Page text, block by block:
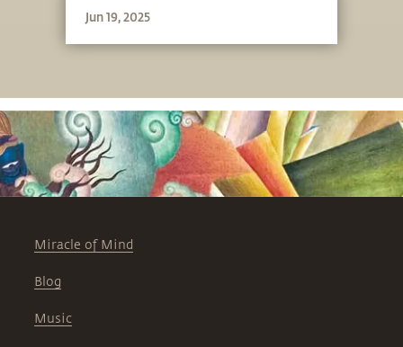
Jun 19, 2025
Miracle of Mind
Blog
Music